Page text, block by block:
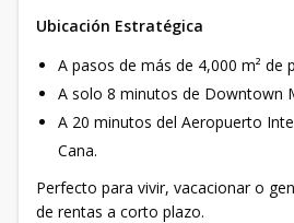
Ubicación Estratégica
A pasos de más de 4,000 m² de
A solo 8 minutos de Downtown
A 20 minutos del Aeropuerto
Cana.
Perfecto para vivir, vacacionar o
de rentas a corto plazo.